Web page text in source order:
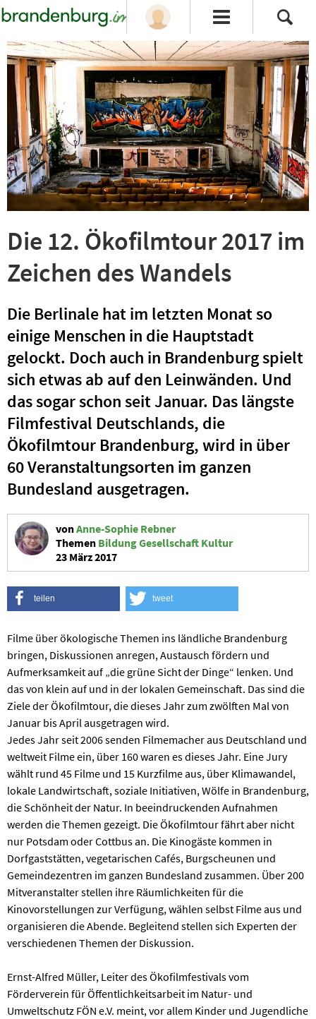
Die 12. Ökofilmtour 2017 im
Zeichen des Wandels
Die Berlinale hat im letzten Monat so
einige Menschen in die Hauptstadt
gelockt. Doch auch in Brandenburg spielt
sich etwas ab auf den Leinwänden. Und
das sogar schon seit Januar. Das längste
Filmfestival Deutschlands, die
Ökofilmtour Brandenburg, wird in über
60 Veranstaltungsorten im ganzen
Bundesland ausgetragen.
vonAnne-Sophie Rebner
Themen BildungGesellschaft Kultur
23 März 2017
teilen tweet
Filme über ökologische Themen ins ländliche Brandenburg
bringen, Diskussionen anregen, Austausch fördern und
Aufmerksamkeit auf „die grüne Sicht der Dinge“ lenken. Und
das von klein auf und in der lokalen Gemeinschaft. Das sind die
Ziele der Ökofilmtour, die dieses Jahr zum zwölften Mal von
Januar bis April ausgetragen wird.
Jedes Jahr seit 2006 senden Filmemacher aus Deutschland und
weltweit Filme ein, über 160 waren es dieses Jahr. Eine Jury
wählt rund 45 Filme und 15 Kurzfilme aus, über Klimawandel,
lokale Landwirtschaft, soziale Initiativen, Wölfe in Brandenburg,
die Schönheit der Natur. In beeindruckenden Aufnahmen
werden die Themen gezeigt. Die Ökofilmtour fährt aber nicht
nur Potsdam oder Cottbus an. Die Kinogäste kommen in
Dorfgaststätten, vegetarischen Cafés, Burgscheunen und
Gemeindezentren im ganzen Bundesland zusammen. Über 200
Mitveranstalter stellen ihre Räumlichkeiten für die
Kinovorstellungen zur Verfügung, wählen selbst Filme aus und
organisieren die Abende. Begleitend stellen sich Experten der
verschiedenen Themen der Diskussion.
Ernst-Alfred Müller, Leiter des Ökofilmfestivals vom
Förderverein für Öffentlichkeitsarbeit im Natur- und
Umweltschutz FÖN e.V. meint, vor allem Kinder und Jugendliche